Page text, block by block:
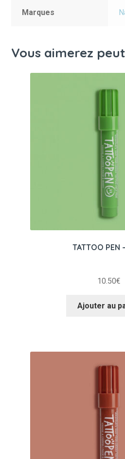
Marques
Vous aimerez
TATTOO PEN
10.50€
Ajouter au